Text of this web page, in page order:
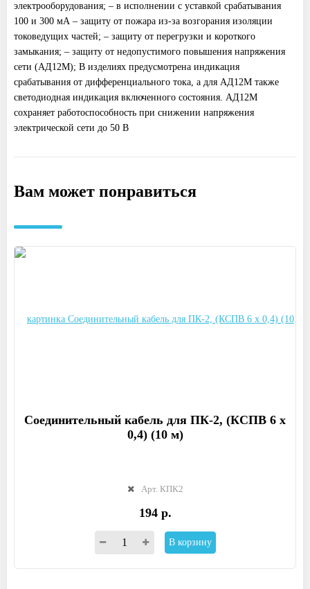
электрооборудования; – в исполнении с уставкой срабатывания
100 и 300 мА – защиту от пожара из-за возгорания изоляции
токоведущих частей; – защиту от перегрузки и короткого
замыкания; – защиту от недопустимого повышения напряжения
сети (АД12М); В изделиях предусмотрена индикация
срабатывания от дифференциального тока, а для АД12М также
светодиодная индикация включенного состояния. АД12М
сохраняет работоспособность при снижении напряжения
электрической сети до 50 В
Вам может понравиться
Соединительный кабель для ПК-2, (КСПВ 6 х
0,4) (10 м)
Арт. КПК2
194 р.
В корзину